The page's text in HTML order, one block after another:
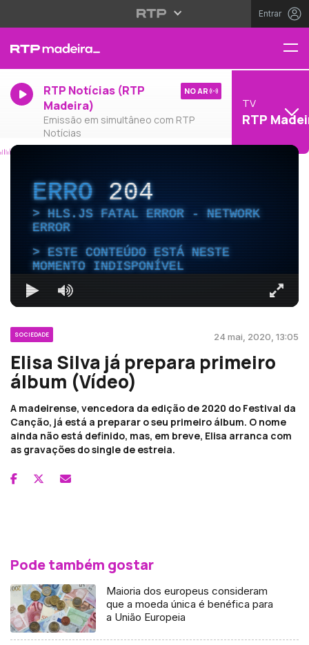
Entrar
RTP Notícias (RTP
Madeira)
Emissão em simultâneo com RTP
Notícias
NO AR
TV
RTP
ERRO204
HLS.JS FATAL ERROR - NETWORK
ERROR
ESTE CONTEÚDO ESTÁ NESTE
MOMENTO INDISPONÍVEL
SOCIEDADE 24 mai, 2020, 13:05
Elisa Silva já prepara primeiro
álbum (Vídeo)
A madeirense, vencedora da edição de 2020 do Festival da
Canção, já está a preparar o seu primeiro álbum. O nome
ainda não está definido, mas, em breve, Elisa arranca com
as gravações do single de estreia.
Pode também gostar
Maioria dos europeus consideram
que a moeda única é benéfica para
a União Europeia